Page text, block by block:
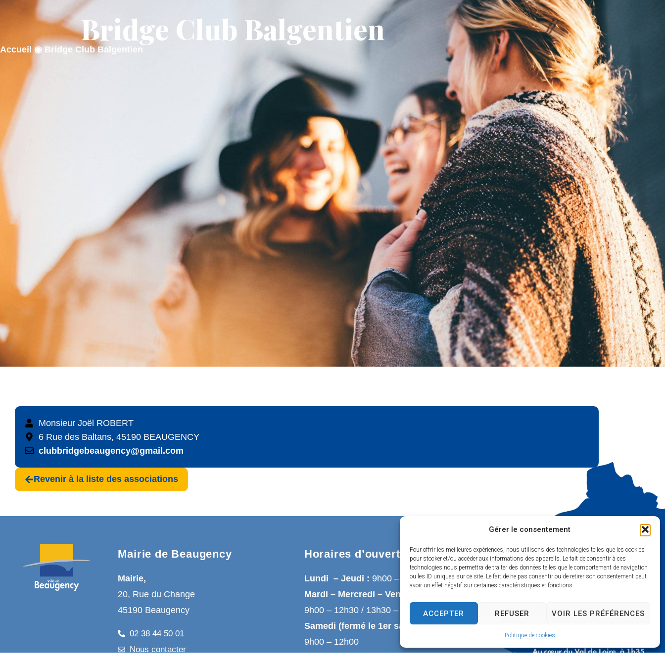
Gérer le consentement
Pour offrir les meilleures expériences, nous utilisons des technologies telles que les cookies
pour stocker et/ou accéder aux informations des appareils. Le fait de consentir à ces
technologies nous permettra de traiter des données telles que le comportement de navigation
ou les ID uniques sur ce site. Le fait de ne pas consentir ou de retirer son consentement peut
avoir un effet négatif sur certaines caractéristiques et fonctions.
ACCEPTER REFUSER VOIR LES PRÉFÉRENCES
Politique de cookies
ACTUALITÉS MA MAIRIE MON QUOTIDIEN MON CADRE DE VIE M'installer
Bridge Club Balgentien
Accueil ◉ Bridge Club Balgentien
Monsieur Joël ROBERT
6 Rue des Baltans, 45190 BEAUGENCY
clubbridgebeaugency@gmail.com
Revenir à la liste des associations
Mairie de Beaugency
Mairie,
20, Rue du Change
45190 Beaugency
02 38 44 50 01
Nous contacter
Horaires d’ouverture
Lundi – Jeudi : 9h00 – 12h30
Mardi – Mercredi – Vendredi :
9h00 – 12h30 / 13h30 – 17h00
Samedi (fermé le 1er samedi du mois) :
9h00 – 12h00